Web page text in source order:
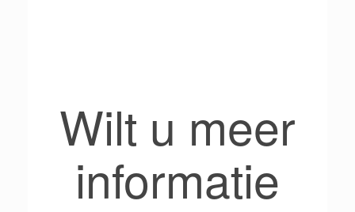
Wilt u meer
informatie